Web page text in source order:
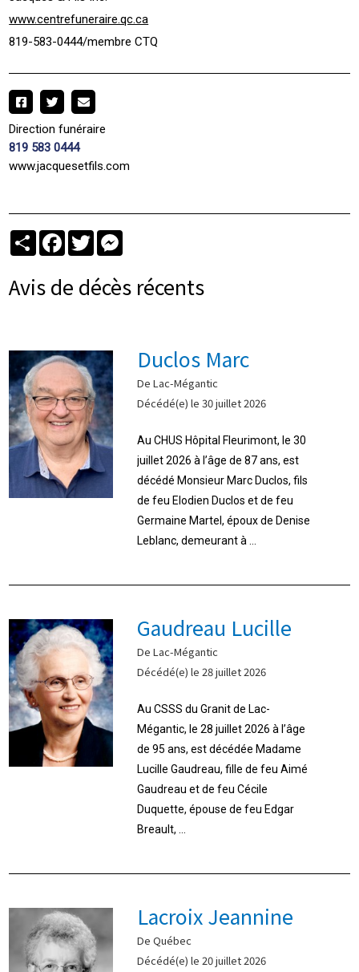
www.centrefuneraire.qc.ca
819-583-0444/membre CTQ
Direction funéraire
819 583 0444
www.jacquesetfils.com
PartagerFacebook
Twitter
Avis de décès récents
Duclos Marc
De Lac-Mégantic
Décédé(e) le 30 juillet 2026
Au CHUS Hôpital Fleurimont, le 30
juillet 2026 à l’âge de 87 ans, est
décédé Monsieur Marc Duclos, fils
de feu Elodien Duclos et de feu
Germaine Martel, époux de Denise
Leblanc, demeurant à ...
Gaudreau Lucille
De Lac-Mégantic
Décédé(e) le 28 juillet 2026
Au CSSS du Granit de Lac-
Mégantic, le 28 juillet 2026 à l’âge
de 95 ans, est décédée Madame
Lucille Gaudreau, fille de feu Aimé
Gaudreau et de feu Cécile
Duquette, épouse de feu Edgar
Breault, ...
Lacroix Jeannine
De Québec
Décédé(e) le 20 juillet 2026